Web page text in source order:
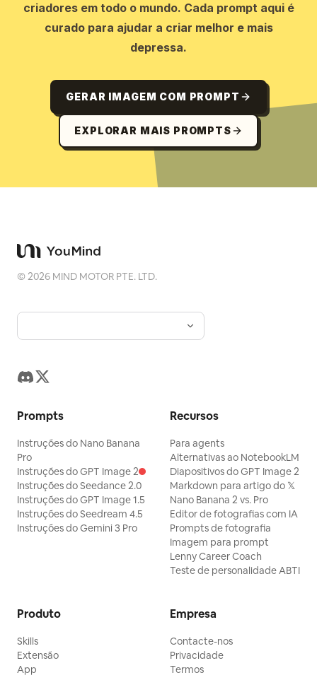
criadores em todo o mundo. Cada prompt aqui é
curado para ajudar a criar melhor e mais
depressa.
GERAR IMAGEM COM PROMPT
EXPLORAR MAIS PROMPTS
©2026 MIND MOTOR PTE. LTD.
Prompts
Instruções do Nano Banana
Pro
Instruções do GPT Image 2
Instruções do Seedance 2.0
Instruções do GPT Image 1.5
Instruções do Seedream 4.5
Instruções do Gemini 3 Pro
Recursos
Para agents
Alternativas ao NotebookLM
Diapositivos do GPT Image 2
Markdown para artigo do 𝕏
Nano Banana 2 vs. Pro
Editor de fotografias com IA
Prompts de fotografia
Imagem para prompt
Lenny Career Coach
Teste de personalidade ABTI
Produto
Skills
Extensão
App
Empresa
Contacte-nos
Privacidade
Termos